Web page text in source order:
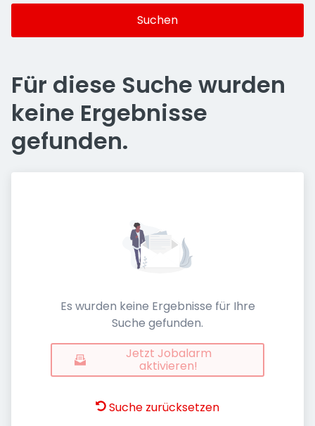
Suchen
Für diese Suche wurden
keine Ergebnisse
gefunden.
Es wurden keine Ergebnisse für Ihre
Suche gefunden.
Jetzt Jobalarm
aktivieren!
Suche zurücksetzen